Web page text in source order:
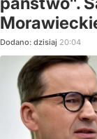
Dodano: dzisiaj 20:04